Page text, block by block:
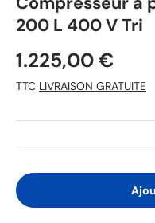
200 L 400 V Tri
1.225,00 €
TTC LIVRAISON GRATUITE